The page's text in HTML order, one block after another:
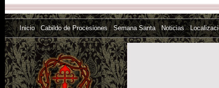
Inicio Cabildo de Procesiones Semana Santa Noticias